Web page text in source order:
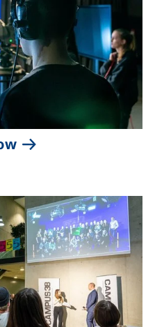
(externer Link,